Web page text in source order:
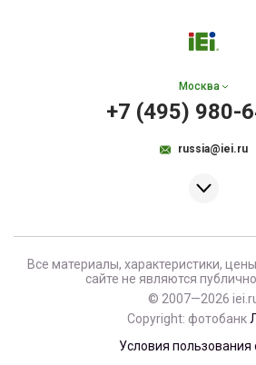
Москва
+7 (495) 980-
russia@iei.ru
Все материалы, характеристики,
сайте не являются
© 2007—2026
Copyright: фотобанк
Условия пользования